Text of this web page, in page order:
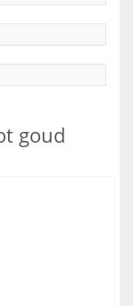
goud